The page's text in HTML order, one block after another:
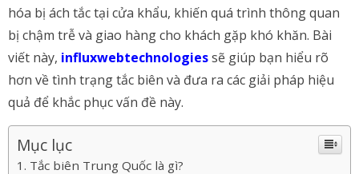
hóa bị ách tắc tại cửa khẩu, khiến quá trình thông quan
bị chậm trễ và giao hàng cho khách gặp khó khăn. Bài
viết này, influxwebtechnologiessẽ giúp bạn hiểu rõ
hơn về tình trạng tắc biên và đưa ra các giải pháp hiệu
quả để khắc phục vấn đề này.
Mục lục
Tắc biên Trung Quốc là gì?